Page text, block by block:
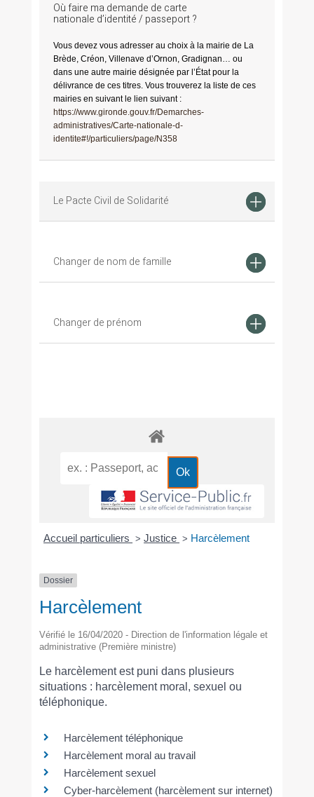
Où faire ma demande de carte
nationale d’identité / passeport ?
Vous devez vous adresser au choix à la mairie de La
Brède, Créon, Villenave d’Ornon, Gradignan… ou
dans une autre mairie désignée par l’État pour la
délivrance de ces titres. Vous trouverez la liste de ces
mairies en suivant le lien suivant :
https://www.gironde.gouv.fr/Demarches-
administratives/Carte-nationale-d-
identite#!/particuliers/page/N358
Le Pacte Civil de Solidarité
Changer de nom de famille
Changer de prénom
Accueil particuliers > Justice > Harcèlement
Dossier
Harcèlement
Vérifié le 16/04/2020 - Direction de l'information légale et
administrative (Première ministre)
Le harcèlement est puni dans plusieurs
situations : harcèlement moral, sexuel ou
téléphonique.
Harcèlement téléphonique
Harcèlement moral au travail
Harcèlement sexuel
Cyber-harcèlement (harcèlement sur internet)